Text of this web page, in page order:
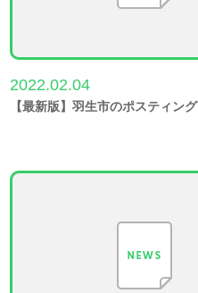
2022.02.04
【最新版】羽生市のポスティング